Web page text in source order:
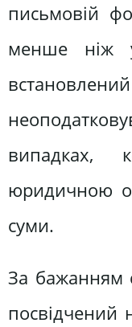
письмовій
менше ніж
випадках,
юридичною
суми.
За бажанням
посвідчений